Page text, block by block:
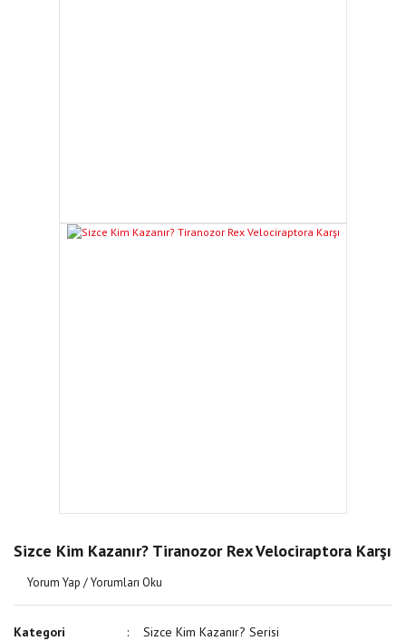
Sizce Kim Kazanır? Tiranozor Rex Velociraptora Karşı
Yorum Yap / Yorumları Oku
Kategori
Sizce Kim Kazanır? Serisi